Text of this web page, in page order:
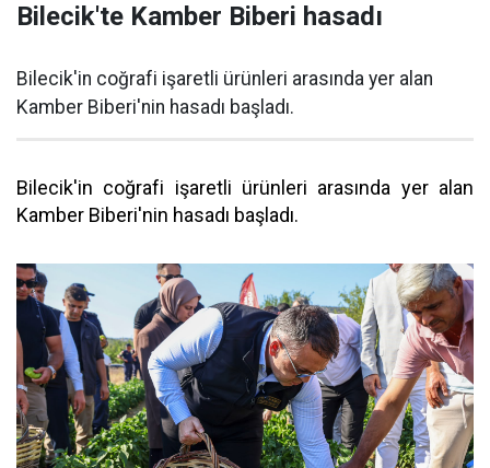
Bilecik'te Kamber Biberi hasadı
Bilecik'in coğrafi işaretli ürünleri arasında yer alan
Kamber Biberi'nin hasadı başladı.
Bilecik'in coğrafi işaretli ürünleri arasında yer alan
Kamber Biberi'nin hasadı başladı.